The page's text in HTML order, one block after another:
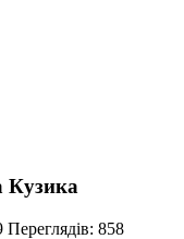
Кузика
Переглядів: 858